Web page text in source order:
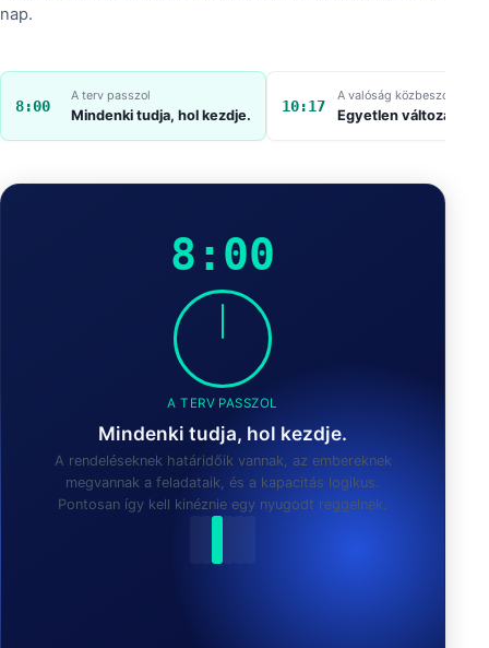
nap.
8:00
A terv passzol
Mindenki tudja, hol kezdje.
10:17
A valóság közbeszól
Egyetlen változás
8:00
A TERV PASSZOL
Mindenki tudja, hol kezdje.
A rendeléseknek határidőik vannak, az embereknek
megvannak a feladataik, és a kapacitás logikus.
Pontosan így kell kinéznie egy nyugodt reggelnek.